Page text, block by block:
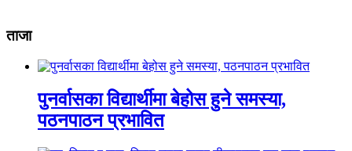
ताजा
पुनर्वासका विद्यार्थीमा बेहोस हुने समस्या,
पठनपाठन प्रभावित